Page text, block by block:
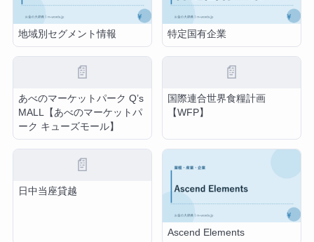
地域別セグメント情報 特定国有企業
📄
あべのマーケットパーク Q’s
MALL【あべのマーケットパ
ーク キューズモール】
📄
国際連合世界食糧計画
【WFP】
📄
日中当座貸越
Ascend Elements